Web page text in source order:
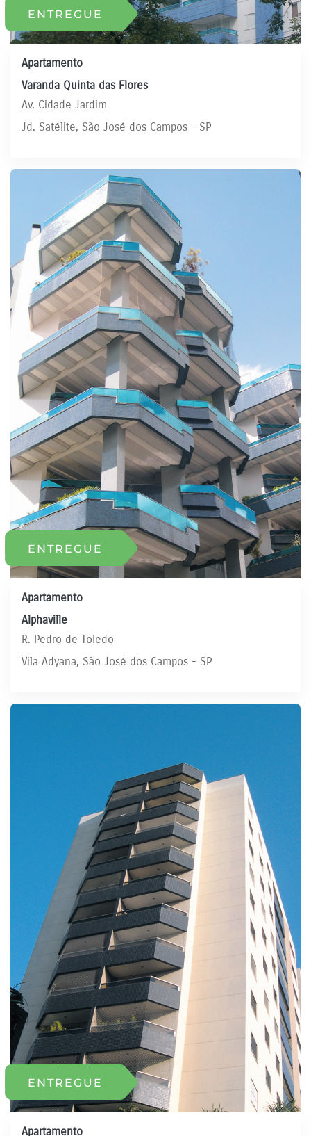
ENTREGUE
Apartamento
Varanda Quinta das Flores
Av. Cidade Jardim
Jd. Satélite, São José dos Campos - SP
ENTREGUE
Apartamento
Alphaville
R. Pedro de Toledo
Vila Adyana, São José dos Campos - SP
ENTREGUE
Apartamento